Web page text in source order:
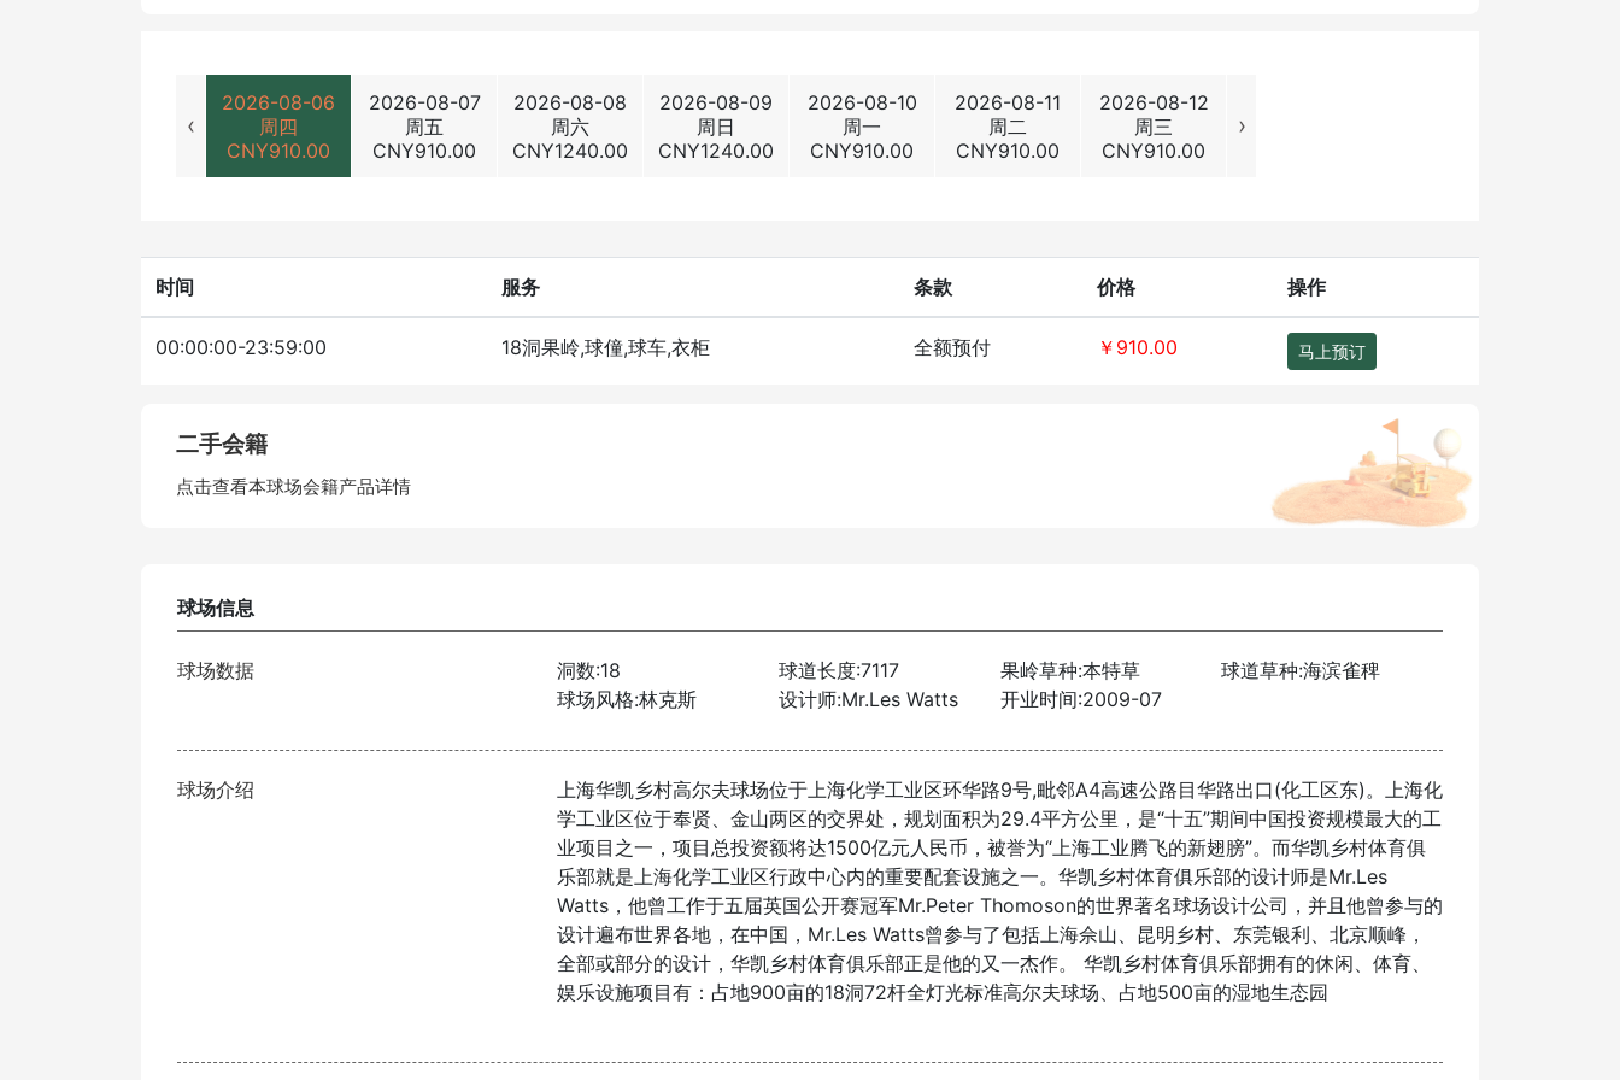
‹
2026-08-06
周四
CNY910.00
2026-08-07
周五
CNY910.00
2026-08-08
周六
CNY1240.00
2026-08-09
周日
CNY1240.00
2026-08-10
周一
CNY910.00
2026-08-11
周二
CNY910.00
2026-08-12
周三
CNY910.00
›
时间 服务 条款 价格 操作
00:00:00-23:59:00 18洞果岭,球僮,球车,衣柜 全额预付 ￥910.00 马上预订
二手会籍
点击查看本球场会籍产品详情
球场信息
球场数据 洞数:18 球道长度:7117 果岭草种:本特草
球道草种:海滨雀稗
球场风格:林克斯
设计师:Mr.Les Watts 开业时间:2009-07
球场介绍
上海华凯乡村高尔夫球场位于上海化学工业区环华路9号,毗邻A4高速公路目华路出口(化工区东)。上海化
学工业区位于奉贤、金山两区的交界处，规划面积为29.4平方公里，是“十五”期间中国投资规模最大的工
业项目之一，项目总投资额将达1500亿元人民币，被誉为“上海工业腾飞的新翅膀”。而华凯乡村体育俱
乐部就是上海化学工业区行政中心内的重要配套设施之一。华凯乡村体育俱乐部的设计师是Mr.Les
Watts，他曾工作于五届英国公开赛冠军Mr.Peter Thomoson的世界著名球场设计公司，并且他曾参与的
设计遍布世界各地，在中国，Mr.Les Watts曾参与了包括上海佘山、昆明乡村、东莞银利、北京顺峰，
全部或部分的设计，华凯乡村体育俱乐部正是他的又一杰作。 华凯乡村体育俱乐部拥有的休闲、体育、
娱乐设施项目有：占地900亩的18洞72杆全灯光标准高尔夫球场、占地500亩的湿地生态园